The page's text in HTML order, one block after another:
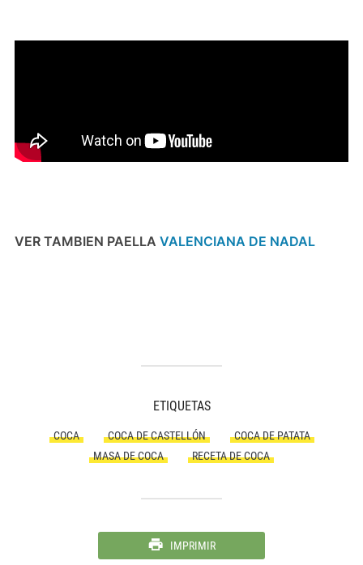
VER TAMBIEN PAELLA VALENCIANA DE NADAL
ETIQUETAS
COCA COCA DE CASTELLÓN
COCA DE PATATA
MASA DE COCA
RECETA DE COCA
IMPRIMIR